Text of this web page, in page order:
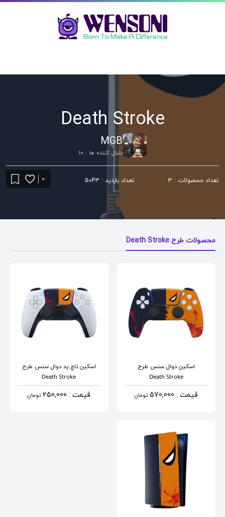
Death Stroke
MGB
دنبال کننده ها : 10
تعداد محصولات : 3 تعداد بازدید : 5043 0
محصولات طرح Death Stroke
اسکین دوال سنس طرح
Death Stroke
قیمت : 570,000 تومان
اسکین تاچ پد دوال سنس طرح
Death Stroke
قیمت : 250,000 تومان